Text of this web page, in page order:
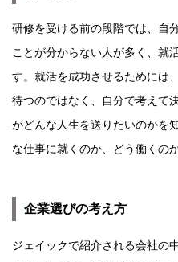
研修を受ける前の段階では、自
ことが分からない人が多く、就
す。就活を成功させるためには
待つのではなく、自分で考えて
がどんな人生を送りたいのかを
な仕事に就くのか、どう働くの
企業選びの考え方
ジェイックで紹介される会社の